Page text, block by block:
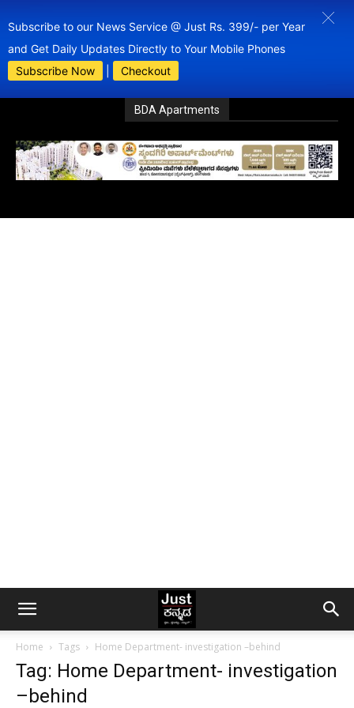
Subscribe to our News Service @ Just Rs. 399/- per Year
and Get Daily Updates Directly to Your Mobile Phones
Subscribe Now
Checkout
BDA Apartments
Home Tags Home Department- investigation –behind
Tag: Home Department- investigation
–behind